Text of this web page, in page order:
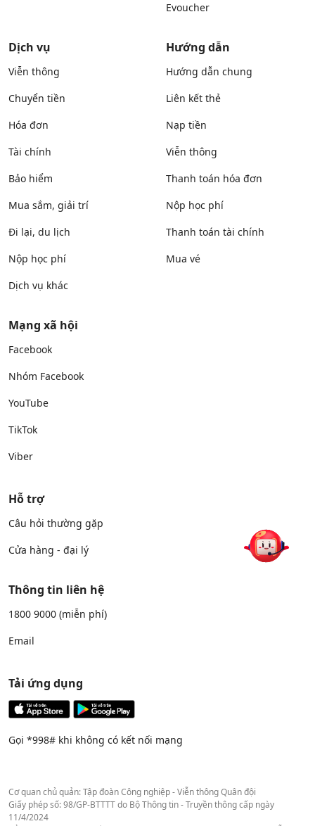
Evoucher
Dịch vụ
Viễn thông
Chuyển tiền
Hóa đơn
Tài chính
Bảo hiểm
Mua sắm, giải trí
Đi lại, du lịch
Nộp học phí
Dịch vụ khác
Hướng dẫn
Hướng dẫn chung
Liên kết thẻ
Nạp tiền
Viễn thông
Thanh toán hóa đơn
Nộp học phí
Thanh toán tài chính
Mua vé
Mạng xã hội
Facebook
Nhóm Facebook
YouTube
TikTok
Viber
Hỗ trợ
Câu hỏi thường gặp
Cửa hàng - đại lý
Thông tin liên hệ
1800 9000 (miễn phí)
Email
Tải ứng dụng
Gọi *998# khi không có kết nối mạng
Cơ quan chủ quản: Tập đoàn Công nghiệp - Viễn thông Quân đội
Giấy phép số: 98/GP-BTTTT do Bộ Thông tin - Truyền thông cấp ngày
11/4/2024